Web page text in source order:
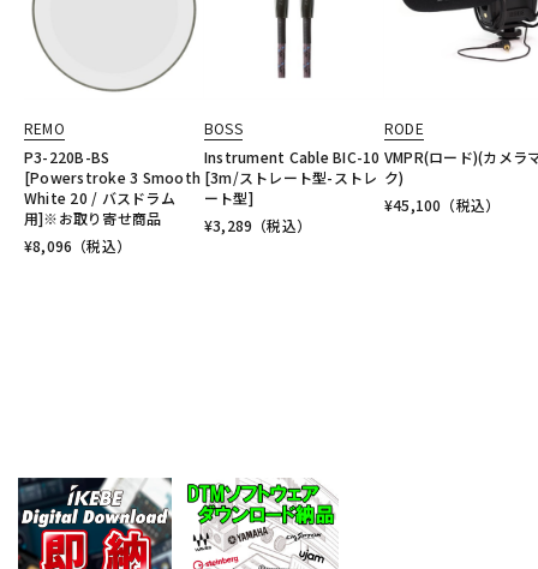
REMO
P3-220B-BS
[Powerstroke 3 Smooth
White 20 / バスドラム
用]※お取り寄せ商品
¥8,096 （税込）
BOSS
Instrument Cable BIC-10
[3m/ストレート型-ストレ
ート型]
¥3,289 （税込）
RODE
VMPR(ロード)(カメラ
ク)
¥45,100 （税込）